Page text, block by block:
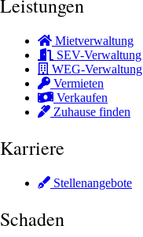
Leistungen
Mietverwaltung
SEV-Verwaltung
WEG-Verwaltung
Vermieten
Verkaufen
Zuhause finden
Karriere
Stellenangebote
Schaden